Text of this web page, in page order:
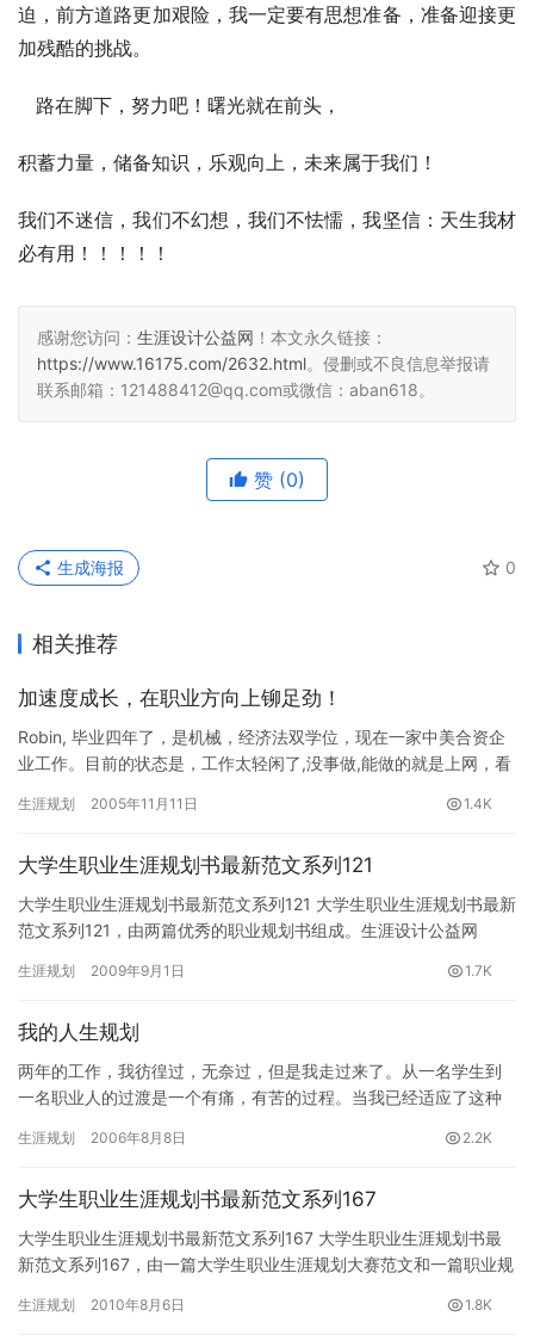
迫，前方道路更加艰险，我一定要有思想准备，准备迎接更
加残酷的挑战。
路在脚下，努力吧！曙光就在前头，
积蓄力量，储备知识，乐观向上，未来属于我们！
我们不迷信，我们不幻想，我们不怯懦，我坚信：天生我材
必有用！！！！！
感谢您访问： 生涯设计公益网 ！本文永久链接：
https://www.16175.com/2632.html。侵删或不良信息举报请
联系邮箱：121488412@qq.com或微信：aban618。
赞 (0)
0
生成海报
相关推荐
加速度成长，在职业方向上铆足劲！
Robin, 毕业四年了，是机械，经济法双学位，现在一家中美合资企
业工作。目前的状态是，工作太轻闲了,没事做,能做的就是上网，看
生涯规划 2005年11月11日 1.4K
大学生职业生涯规划书最新范文系列121
大学生职业生涯规划书最新范文系列121 大学生职业生涯规划书最新
范文系列121，由两篇优秀的职业规划书组成。生涯设计公益网
生涯规划 2009年9月1日 1.7K
我的人生规划
两年的工作，我彷徨过，无奈过，但是我走过来了。从一名学生到
一名职业人的过渡是一个有痛，有苦的过程。当我已经适应了这种
考人生…
生涯规划 2006年8月8日 2.2K
大学生职业生涯规划书最新范文系列167
大学生职业生涯规划书最新范文系列167 大学生职业生涯规划书最
新范文系列167，由一篇大学生职业生涯规划大赛范文和一篇职业规
生涯规划 2010年8月6日 1.8K